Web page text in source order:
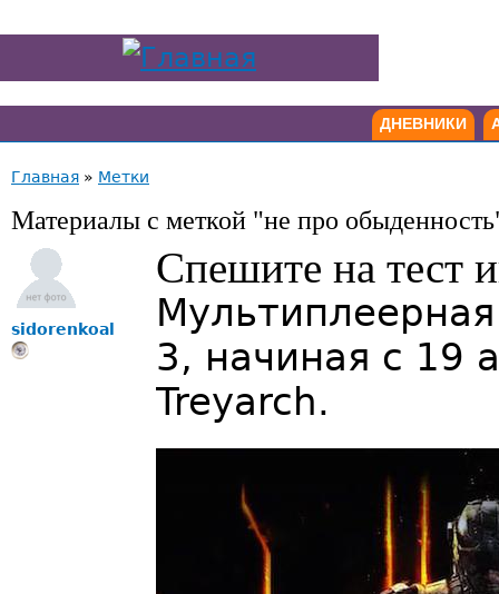
ДНЕВНИКИ
Главная » Метки
Материалы с меткой "не про
sidorenkoal
Спешите на тест
3, начиная с 19
Treyarch.